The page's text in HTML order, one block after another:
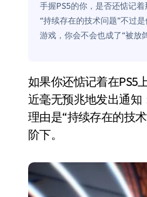
你的U盘
轻到忽
从“卖
小米涨
手握PS5的你，是否还惦记
“持续存在的技术问题”不过
游戏，你会不会也成了“被放
如果你还惦记着在PS5上玩一把《Destruction AllStars》的多人模式，那可以彻底死心了。索尼最
近毫无预兆地发出通知
理由是“持续存在的技
阶下。